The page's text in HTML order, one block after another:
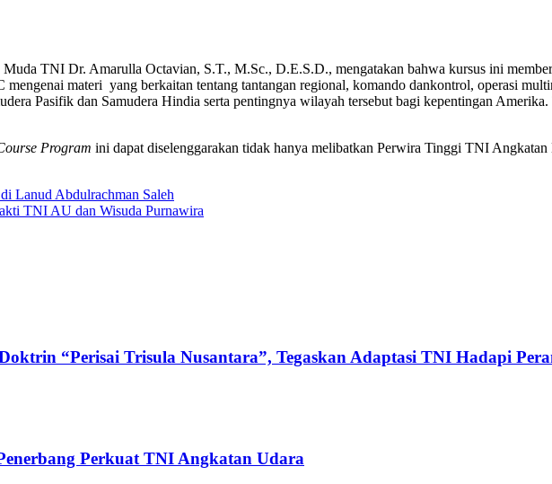
Muda TNI Dr. Amarulla Octavian, S.T., M.Sc., D.E.S.D., mengatakan bahwa kursus ini
materi yang berkaitan tentang tantangan regional, komando dankontrol, operasi
Pasifik dan Samudera Hindia serta pentingnya wilayah tersebut bagi kepentingan
Program ini dapat diselenggarakan tidak hanya melibatkan Perwira Tinggi TNI
Lanud Abdulrachman Saleh
TNI AU dan Wisuda Purnawira
“Perisai Trisula Nusantara”, Tegaskan Adaptasi TNI Hadapi
Perkuat TNI Angkatan Udara